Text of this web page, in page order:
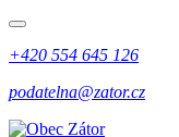
+420 554 645 126
podatelna@zator.cz